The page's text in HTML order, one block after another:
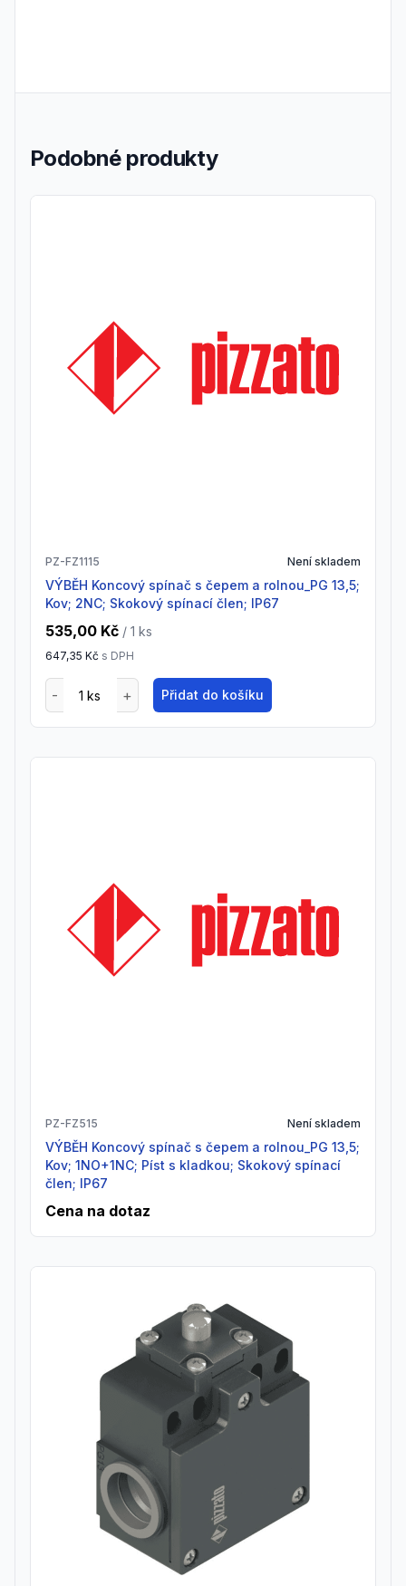
Podobné produkty
PZ-FZ1115 Není skladem
VÝBĚH Koncový spínač s čepem a rolnou_PG 13,5;
Kov; 2NC; Skokový spínací člen; IP67
535,00 Kč / 1 ks
647,35 Kč s DPH
Přidat do košíku
PZ-FZ515 Není skladem
VÝBĚH Koncový spínač s čepem a rolnou_PG 13,5;
Kov; 1NO+1NC; Píst s kladkou; Skokový spínací
člen; IP67
Cena na dotaz